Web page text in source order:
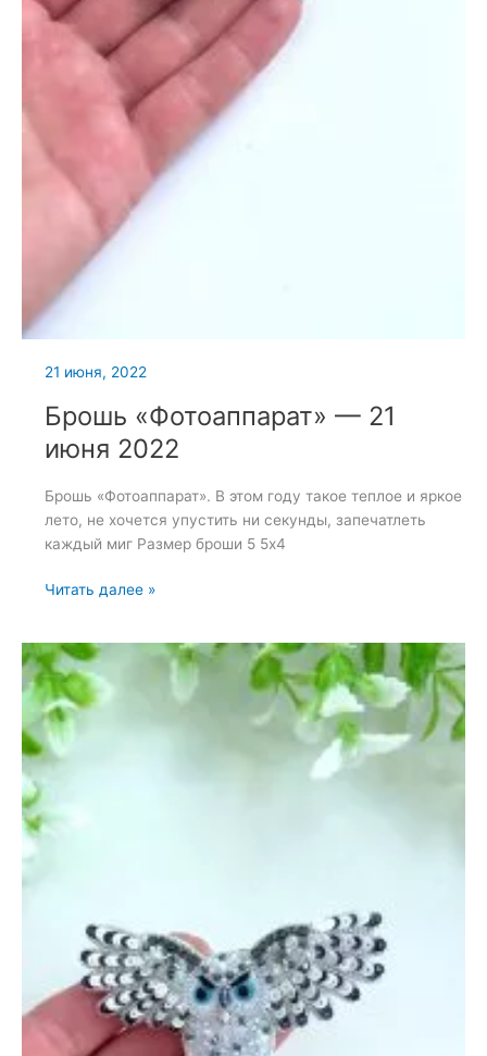
21 июня, 2022
Брошь «Фотоаппарат» — 21
июня 2022
Брошь «Фотоаппарат». В этом году такое теплое и яркое
лето, не хочется упустить ни секунды, запечатлеть
каждый миг Размер броши 5 5х4
Брошь
21
июня
2022
Читать далее »